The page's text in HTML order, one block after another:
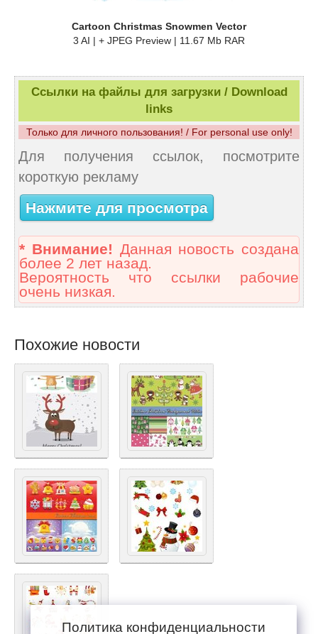
Cartoon Christmas Snowmen Vector
3 AI | + JPEG Preview | 11.67 Mb RAR
Ссылки на файлы для загрузки / Download
links
Только для личного пользования! / For personal use only!
Для получения ссылок, посмотрите
короткую рекламу
Нажмите для просмотра
* Внимание! Данная новость создана
более 2 лет назад.
Вероятность что ссылки рабочие
очень низкая.
Похожие новости
Политика конфиденциальности